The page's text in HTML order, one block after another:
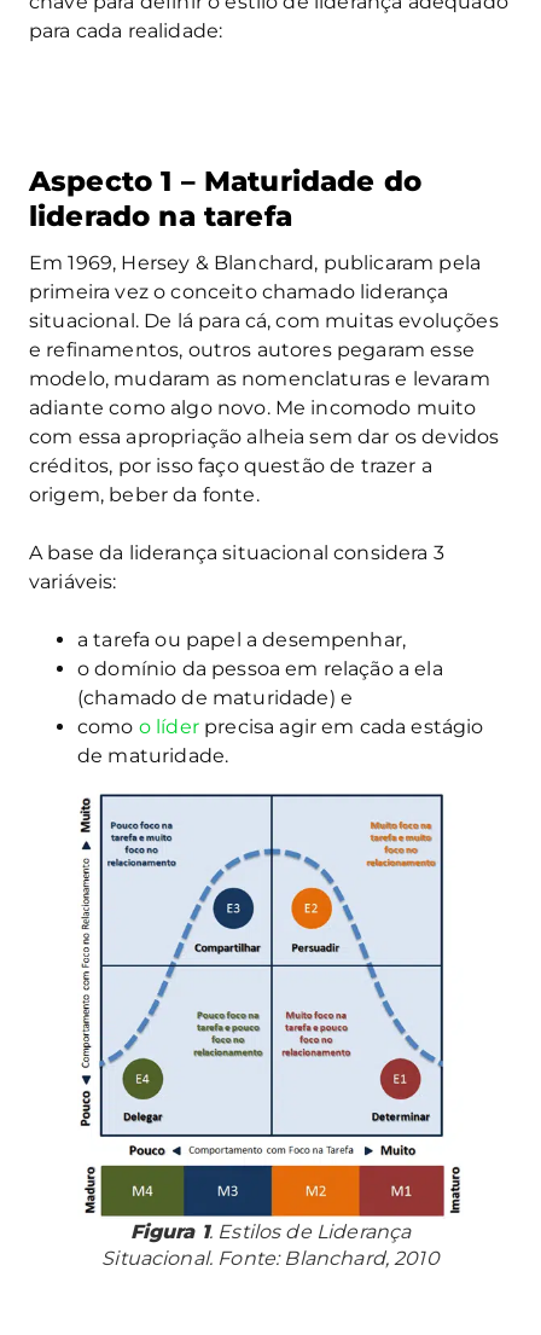
para cada realidade:
Aspecto 1 – Maturidade do
liderado na tarefa
Em 1969, Hersey & Blanchard, publicaram pela
primeira vez o conceito chamado liderança
situacional. De lá para cá, com muitas evoluções
e refinamentos, outros autores pegaram esse
modelo, mudaram as nomenclaturas e levaram
adiante como algo novo. Me incomodo muito
com essa apropriação alheia sem dar os devidos
créditos, por isso faço questão de trazer a
origem, beber da fonte.
A base da liderança situacional considera 3
variáveis:
a tarefa ou papel a desempenhar,
o domínio da pessoa em relação a ela
(chamado de maturidade) e
como o líderprecisa agir em cada estágio
de maturidade.
Figura 1. Estilos de Liderança
Situacional. Fonte: Blanchard, 2010